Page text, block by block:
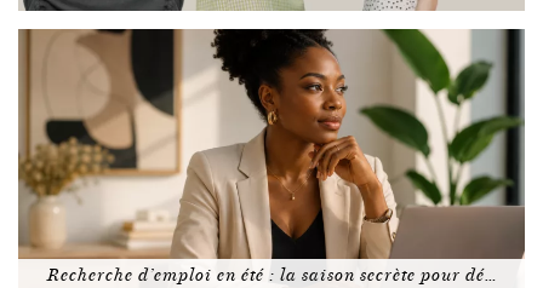
Recherche d’emploi en été : la saison secrète pour dé…